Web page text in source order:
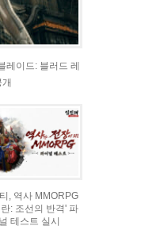
이드: 블러드 레
, 역사 MMORPG
: 조선의 반격' 파
테스트 실시